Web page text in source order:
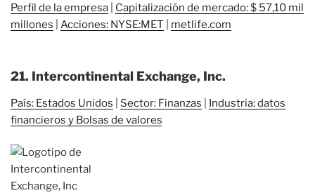
Perfil de la empresa
Capitalización de mercado: $ 57,10 mil
millones
Acciones: NYSE:MET metlife.com
21. Intercontinental Exchange, Inc.
País: Estados Unidos Sector: Finanzas
Industria: datos
financieros y Bolsas de valores